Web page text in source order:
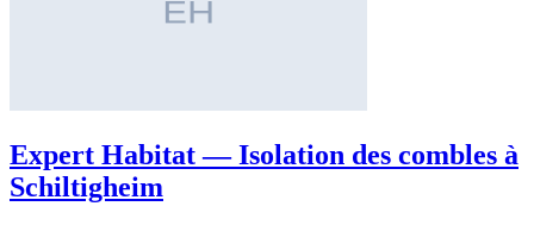
Expert Habitat — Isolation des combles à
Schiltigheim